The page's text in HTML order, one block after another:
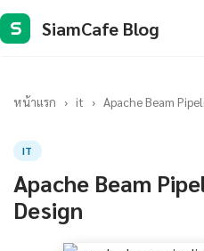
S SiamCafe Blog
หน้าแรก › it › Apache Beam
IT
Apache Beam
Design